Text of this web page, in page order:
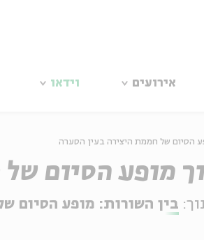
אירועים וידאו
הסיום של חממת היצירה בעין הסערה
בין השורות: מופע הסיום